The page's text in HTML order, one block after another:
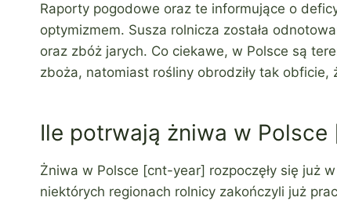
Raporty pogodowe oraz te informujące o
optymizmem. Susza rolnicza została
oraz zbóż jarych. Co ciekawe, w Polsce są
zboża, natomiast rośliny obrodziły tak
Ile potrwają żniwa w Polsce
Żniwa w Polsce [cnt-year] rozpoczęły się już
niektórych regionach rolnicy zakończyli już